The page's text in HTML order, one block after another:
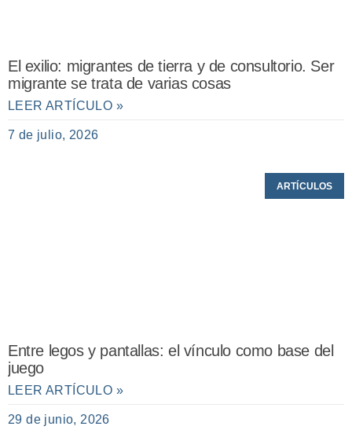
El exilio: migrantes de tierra y de consultorio. Ser
migrante se trata de varias cosas
LEER ARTÍCULO »
7 de julio, 2026
ARTÍCULOS
Entre legos y pantallas: el vínculo como base del
juego
LEER ARTÍCULO »
29 de junio, 2026